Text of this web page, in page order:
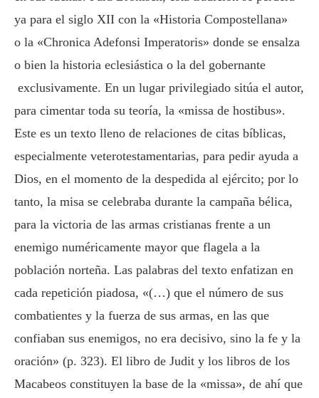
ya para el siglo XII con la «Historia Compostellana»
o la «Chronica Adefonsi Imperatoris» donde se ensalza
o bien la historia eclesiástica o la del gobernante
exclusivamente. En un lugar privilegiado sitúa el autor,
para cimentar toda su teoría, la «missa de hostibus».
Este es un texto lleno de relaciones de citas bíblicas,
especialmente veterotestamentarias, para pedir ayuda a
Dios, en el momento de la despedida al ejército; por lo
tanto, la misa se celebraba durante la campaña bélica,
para la victoria de las armas cristianas frente a un
enemigo numéricamente mayor que flagela a la
población norteña. Las palabras del texto enfatizan en
cada repetición piadosa, «(…) que el número de sus
combatientes y la fuerza de sus armas, en las que
confiaban sus enemigos, no era decisivo, sino la fe y la
oración» (p. 323). El libro de Judit y los libros de los
Macabeos constituyen la base de la «missa», de ahí que